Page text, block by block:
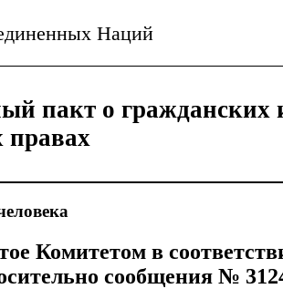
Наций
пакт о гражданских
правах
Комитетом в
сообщения №